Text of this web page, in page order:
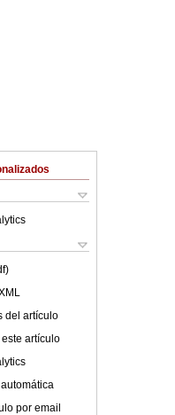
del artículo
artículo
por email